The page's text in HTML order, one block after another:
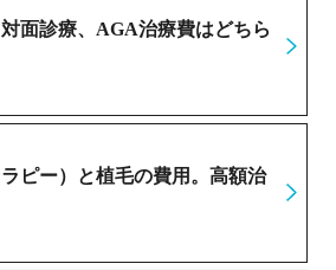
面診療、AGA治療費はどちら
ピー）と植毛の費用。高額治